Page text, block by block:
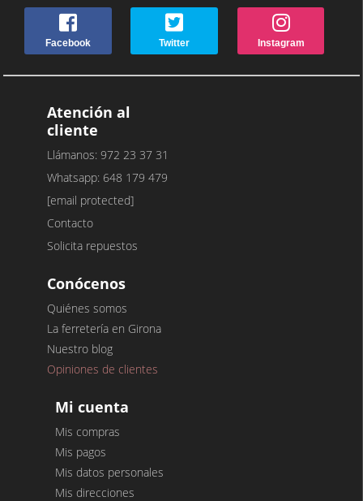
Facebook Twitter Instagram
Atención al
cliente
Llámanos: 972 23 37 31
Whatsapp: 648 179 479
[email protected]
Contacto
Solicita repuestos
Conócenos
Quiénes somos
La ferretería en Girona
Nuestro blog
Opiniones de clientes
Mi cuenta
Mis compras
Mis pagos
Mis datos personales
Mis direcciones